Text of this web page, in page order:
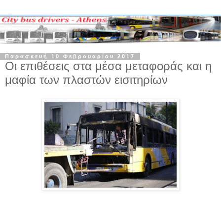
Παρασκευή 10 Φεβρουαρίου 2017
Οι επιθέσεις στα μέσα μεταφοράς και η
μαφία των πλαστών εισιτηρίων